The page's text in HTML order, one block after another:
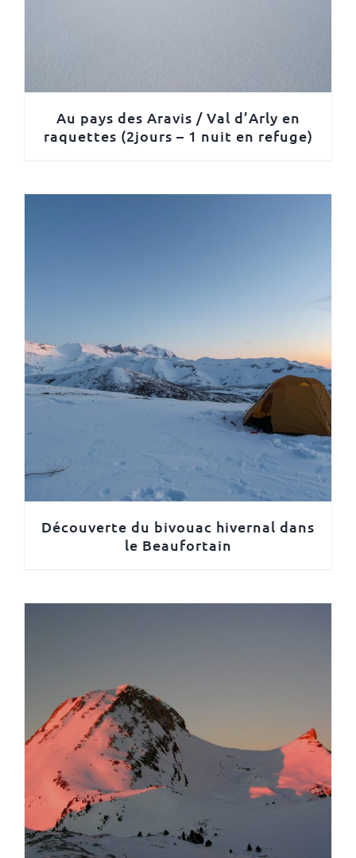
Au pays des Aravis / Val d’Arly en
raquettes (2jours – 1 nuit en refuge)
Découverte du bivouac hivernal dans
le Beaufortain